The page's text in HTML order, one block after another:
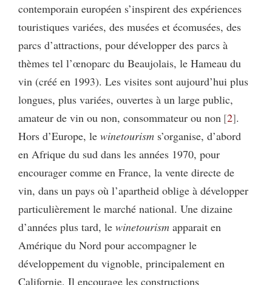
contemporain européen s’inspirent des expériences
touristiques variées, des musées et écomusées, des
parcs d’attractions, pour développer des parcs à
thèmes tel l’œnoparc du Beaujolais, le Hameau du
vin (créé en 1993). Les visites sont aujourd’hui plus
longues, plus variées, ouvertes à un large public,
amateur de vin ou non, consommateur ou non 2 .
Hors d’Europe, le winetourism s’organise, d’abord
en Afrique du sud dans les années 1970, pour
encourager comme en France, la vente directe de
vin, dans un pays où l’apartheid oblige à développer
particulièrement le marché national. Une dizaine
d’années plus tard, le winetourism apparait en
Amérique du Nord pour accompagner le
développement du vignoble, principalement en
Californie. Il encourage les constructions